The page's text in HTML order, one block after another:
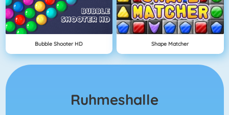
Bubble Shooter HD Shape Matcher
Ruhmeshalle